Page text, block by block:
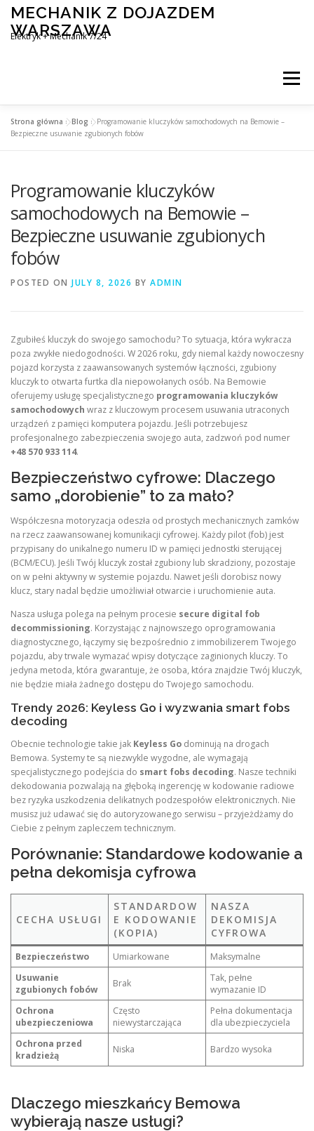
Skip
content
MECHANIK Z DOJAZDEM
WARSZAWA
Elektryk + Mechanik 7/24
Menu
MOBILNY MECHANIK WARSZAWA
ELEKTRYK SAMOCHODOWY BLOG
Strona główna »Blog »Programowanie kluczyków samochodowych na Bemowie –
Bezpieczne usuwanie zgubionych fobów
Programowanie kluczyków
samochodowych na Bemowie –
Bezpieczne usuwanie zgubionych
fobów
POSTED ON JULY 8, 2026 BY ADMIN
Zgubiłeś kluczyk do swojego samochodu? To sytuacja, która wykracza
poza zwykłe niedogodności. W 2026 roku, gdy niemal każdy nowoczesny
pojazd korzysta z zaawansowanych systemów łączności, zgubiony
kluczyk to otwarta furtka dla niepowołanych osób. Na Bemowie
oferujemy usługę specjalistycznego programowania kluczyków
samochodowych wraz z kluczowym procesem usuwania utraconych
urządzeń z pamięci komputera pojazdu. Jeśli potrzebujesz
profesjonalnego zabezpieczenia swojego auta, zadzwoń pod numer
+48 570 933 114.
Bezpieczeństwo cyfrowe: Dlaczego
samo „dorobienie” to za mało?
Współczesna motoryzacja odeszła od prostych mechanicznych zamków
na rzecz zaawansowanej komunikacji cyfrowej. Każdy pilot (fob) jest
przypisany do unikalnego numeru ID w pamięci jednostki sterującej
(BCM/ECU). Jeśli Twój kluczyk został zgubiony lub skradziony, pozostaje
on w pełni aktywny w systemie pojazdu. Nawet jeśli dorobisz nowy
klucz, stary nadal będzie umożliwiał otwarcie i uruchomienie auta.
Nasza usługa polega na pełnym procesie secure digital fob
decommissioning. Korzystając z najnowszego oprogramowania
diagnostycznego, łączymy się bezpośrednio z immobilizerem Twojego
pojazdu, aby trwale wymazać wpisy dotyczące zaginionych kluczy. To
jedyna metoda, która gwarantuje, że osoba, która znajdzie Twój kluczyk,
nie będzie miała żadnego dostępu do Twojego samochodu.
Trendy 2026: Keyless Go i wyzwania smart fobs
decoding
Obecnie technologie takie jak Keyless Go dominują na drogach
Bemowa. Systemy te są niezwykle wygodne, ale wymagają
specjalistycznego podejścia do smart fobs decoding. Nasze techniki
dekodowania pozwalają na głęboką ingerencję w kodowanie radiowe
bez ryzyka uszkodzenia delikatnych podzespołów elektronicznych. Nie
musisz już udawać się do autoryzowanego serwisu – przyjeżdżamy do
Ciebie z pełnym zapleczem technicznym.
Porównanie: Standardowe kodowanie a
pełna dekomisja cyfrowa
CECHA USŁUGI
STANDARDOW
E KODOWANIE
(KOPIA)
NASZA
DEKOMISJA
CYFROWA
Bezpieczeństwo Umiarkowane
Maksymalne
Usuwanie
zgubionych fobów
Brak
Tak, pełne
wymazanie ID
Ochrona
ubezpieczeniowa
Często
niewystarczająca
Pełna dokumentacja
dla ubezpieczyciela
Ochrona przed
kradzieżą
Niska Bardzo wysoka
Dlaczego mieszkańcy Bemowa
wybierają nasze usługi?